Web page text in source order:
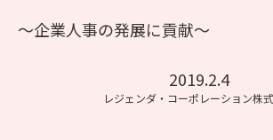
～企業人事の発展に貢献～
2019.2.4
レジェンダ・コーポレーション株